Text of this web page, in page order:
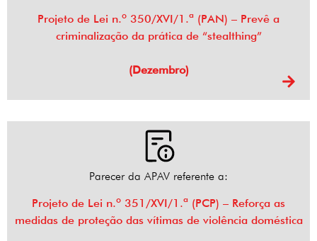
Projeto de Lei n.º 350/XVI/1.ª (PAN) – Prevê a
criminalização da prática de “stealthing”
(Dezembro)
Parecer da APAV referente a:
Projeto de Lei n.º 351/XVI/1.ª (PCP) – Reforça as
medidas de proteção das vítimas de violência doméstica